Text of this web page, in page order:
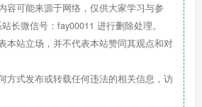
容可能来源于网络，仅供大家学习与参
长微信号：fay00011 进行删除处理。
本站立场，并不代表本站赞同其观点和对
方式发布或转载任何违法的相关信息，访